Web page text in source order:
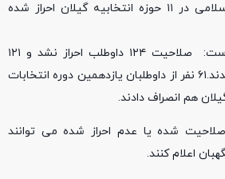
انتخابات مجلس شورای اسلامی در ۱۱ حوزه انتخابیه گیلان احراز شده
همچنین وی اعلام کرده است: صلاحیت ۱۲۴ داوطلب احراز نشد و ۱۲۱
داوطلب هم رد صلاحیت شدند.۶۱ نفر از داوطلبان یازدهمین دوره انتخابات
هم انصراف دادند.
شده یا عدم احراز شده می توانند
اعلام کنند.